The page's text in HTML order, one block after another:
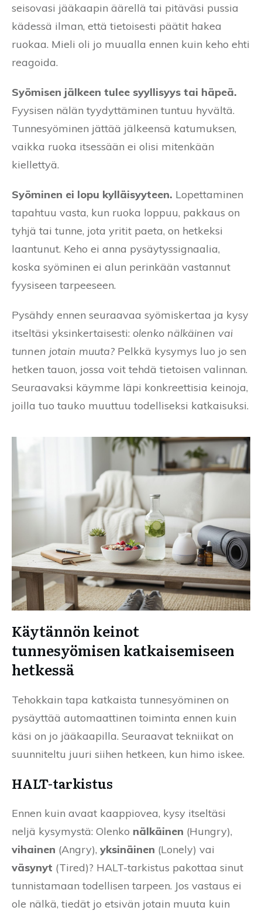
seisovasi jääkaapin äärellä tai pitäväsi pussia
kädessä ilman, että tietoisesti päätit hakea
ruokaa. Mieli oli jo muualla ennen kuin keho ehti
reagoida.
Syömisen jälkeen tulee syyllisyys tai häpeä.
Fyysisen nälän tyydyttäminen tuntuu hyvältä.
Tunnesyöminen jättää jälkeensä katumuksen,
vaikka ruoka itsessään ei olisi mitenkään
kiellettyä.
Syöminen ei lopu kylläisyyteen. Lopettaminen
tapahtuu vasta, kun ruoka loppuu, pakkaus on
tyhjä tai tunne, jota yritit paeta, on hetkeksi
laantunut. Keho ei anna pysäytyssignaalia,
koska syöminen ei alun perinkään vastannut
fyysiseen tarpeeseen.
Pysähdy ennen seuraavaa syömiskertaa ja kysy
itseltäsi yksinkertaisesti: olenko nälkäinen vai
tunnen jotain muuta? Pelkkä kysymys luo jo sen
hetken tauon, jossa voit tehdä tietoisen valinnan.
Seuraavaksi käymme läpi konkreettisia keinoja,
joilla tuo tauko muuttuu todelliseksi katkaisuksi.
Käytännön keinot
tunnesyömisen katkaisemiseen
hetkessä
Tehokkain tapa katkaista tunnesyöminen on
pysäyttää automaattinen toiminta ennen kuin
käsi on jo jääkaapilla. Seuraavat tekniikat on
suunniteltu juuri siihen hetkeen, kun himo iskee.
HALT-tarkistus
Ennen kuin avaat kaappiovea, kysy itseltäsi
neljä kysymystä: Olenko nälkäinen (Hungry),
vihainen (Angry), yksinäinen (Lonely) vai
väsynyt (Tired)? HALT-tarkistus pakottaa sinut
tunnistamaan todellisen tarpeen. Jos vastaus ei
ole nälkä, tiedät jo etsivän jotain muuta kuin